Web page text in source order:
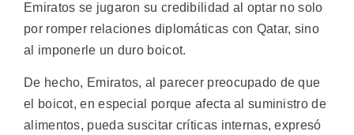
Emiratos se jugaron su credibilidad al optar no solo
por romper relaciones diplomáticas con Qatar, sino
al imponerle un duro boicot.
De hecho, Emiratos, al parecer preocupado de que
el boicot, en especial porque afecta al suministro de
alimentos, pueda suscitar críticas internas, expresó